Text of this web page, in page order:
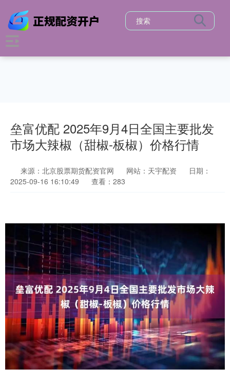
垒富优配 2025年9月4日全国主要批发
市场大辣椒（甜椒-板椒）价格行情
来源：北京股票期货配资官网 网站：天宇配资
日期：
2025-09-16 16:10:49
查看：283